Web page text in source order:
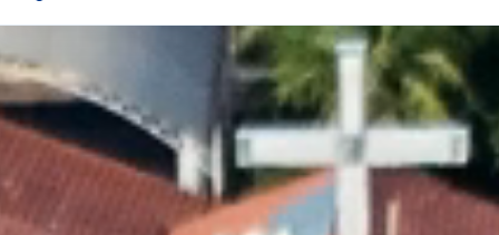
CÂMARA MUNICIPAL
Aparecida do Taboado